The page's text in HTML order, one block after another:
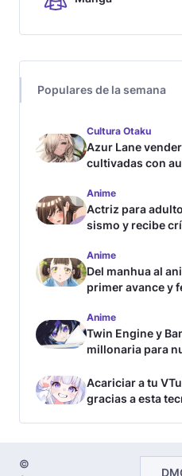
Populares de la semana
Cultura Otaku
Azur Lane
cultivadas con
Anime
Actriz para
sismo y recibe
Anime
Del manhua al
primer avance y
Anime
Twin Engine y
millonaria para
Acariciar a tu
gracias a esta
©